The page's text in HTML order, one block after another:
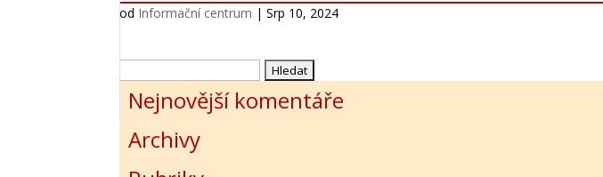
od Informační centrum |Srp 10, 2024
Vyhledávání
Nejnovější komentáře
Archivy